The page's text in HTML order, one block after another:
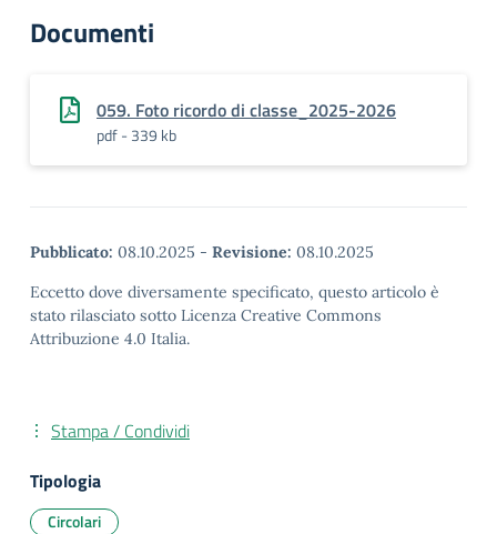
Documenti
059. Foto ricordo di classe_2025-2026
pdf - 339 kb
Pubblicato: 08.10.2025 - Revisione: 08.10.2025
Eccetto dove diversamente specificato, questo articolo è
stato rilasciato sotto Licenza Creative Commons
Attribuzione 4.0 Italia.
Stampa / Condividi
Tipologia
Circolari